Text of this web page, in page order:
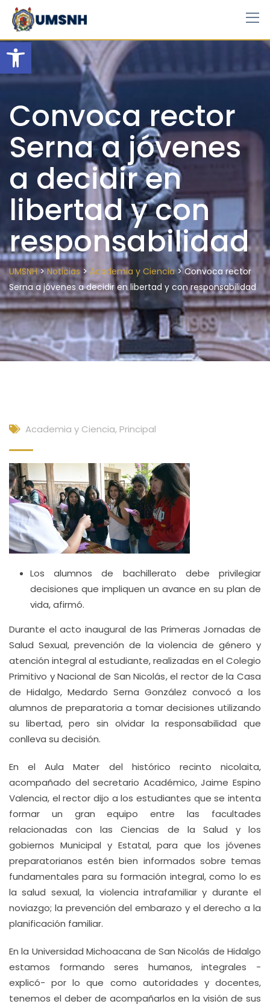
Open toolbar
Skip
content
Convoca rector
Serna a jóvenes
a decidir en
libertad y con
responsabilidad
UMSNH>Noticias> Academia y Ciencia>Convoca rector
Serna a jóvenes a decidir en libertad y con responsabilidad
Academia y Ciencia, Principal
Los alumnos de bachillerato debe privilegiar
decisiones que impliquen un avance en su plan de
vida, afirmó.
Durante el acto inaugural de las Primeras Jornadas de
Salud Sexual, prevención de la violencia de género y
atención integral al estudiante, realizadas en el Colegio
Primitivo y Nacional de San Nicolás, el rector de la Casa
de Hidalgo, Medardo Serna González convocó a los
alumnos de preparatoria a tomar decisiones utilizando
su libertad, pero sin olvidar la responsabilidad que
conlleva su decisión.
En el Aula Mater del histórico recinto nicolaita,
acompañado del secretario Académico, Jaime Espino
Valencia, el rector dijo a los estudiantes que se intenta
formar un gran equipo entre las facultades
relacionadas con las Ciencias de la Salud y los
gobiernos Municipal y Estatal, para que los jóvenes
preparatorianos estén bien informados sobre temas
fundamentales para su formación integral, como lo es
la salud sexual, la violencia intrafamiliar y durante el
noviazgo; la prevención del embarazo y el derecho a la
planificación familiar.
En la Universidad Michoacana de San Nicolás de Hidalgo
estamos formando seres humanos, integrales -
explicó- por lo que como autoridades y docentes,
tenemos el deber de acompañarlos en la visión de sus